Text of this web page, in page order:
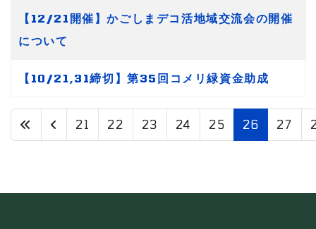
【12/21開催】かごしまデコ活地域交流会の開催
について
【10/21,31締切】第35回コメリ緑資金助成
26 / 34
21 22 23 24 25 26 27